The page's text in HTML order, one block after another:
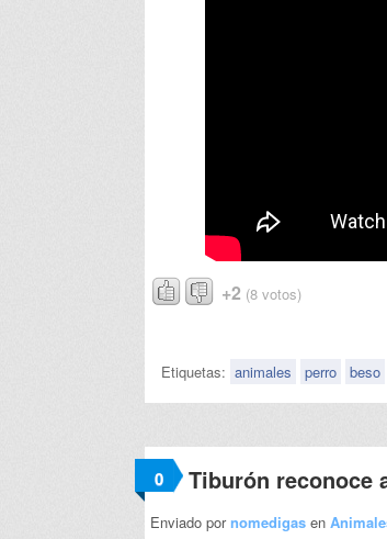
+2 (8 votos)
Etiquetas: animales perro beso
0 Tiburón reconoce
Enviado pornomedigas en